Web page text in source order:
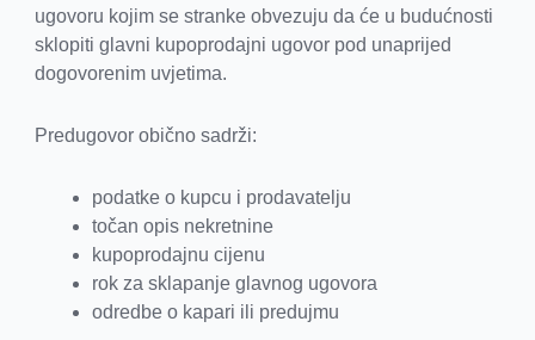
ugovoru kojim se stranke obvezuju da će u budućnosti
sklopiti glavni kupoprodajni ugovor pod unaprijed
dogovorenim uvjetima.
Predugovor obično sadrži:
podatke o kupcu i prodavatelju
točan opis nekretnine
kupoprodajnu cijenu
rok za sklapanje glavnog ugovora
odredbe o kapari ili predujmu